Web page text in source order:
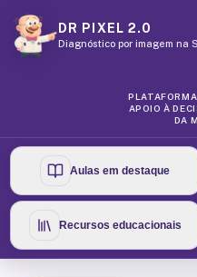
DR PIXEL 2.0
Diagnóstico por imagem na
APOIO À
DA
Aulas em destaque
Recursos educacionais